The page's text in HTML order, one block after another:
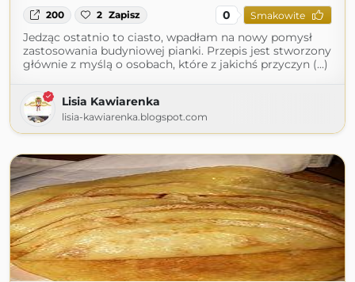
200 2 Zapisz 0 Smakowite
Jedząc ostatnio to ciasto, wpadłam na nowy pomysł
zastosowania budyniowej pianki. Przepis jest stworzony
głównie z myślą o osobach, które z jakichś przyczyn (...)
Lisia Kawiarenka
lisia-kawiarenka.blogspot.com